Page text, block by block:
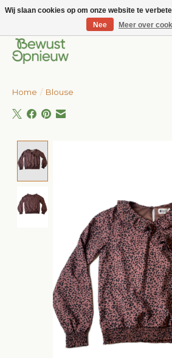
Wij bieden het grootste aanbod in betaalbare
Home / Blouse
Wij slaan cookies op om onze website te
Nee
Meer over